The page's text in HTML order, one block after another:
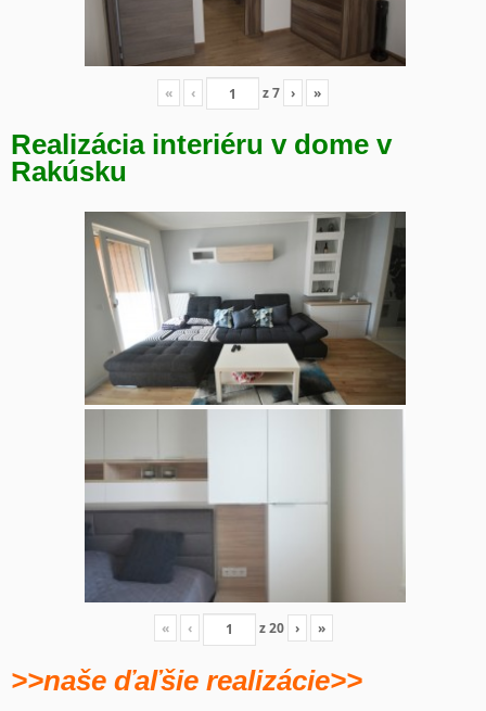
« ‹ z7 › »
Realizácia interiéru v dome v
Rakúsku
« ‹ z20 › »
>>naše ďaľšie realizácie>>